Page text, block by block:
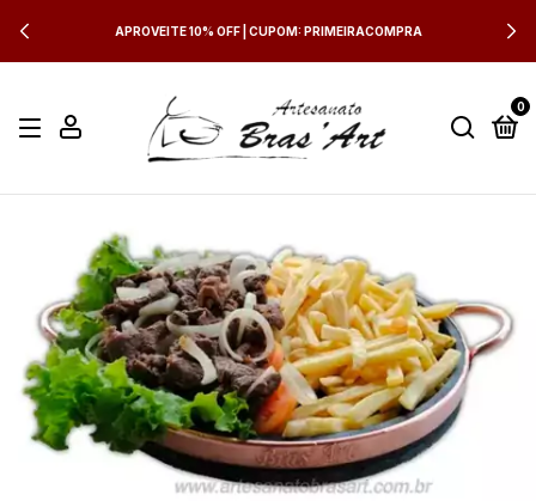
APROVEITE 10% OFF | CUPOM: PRIMEIRACOMPRA
0